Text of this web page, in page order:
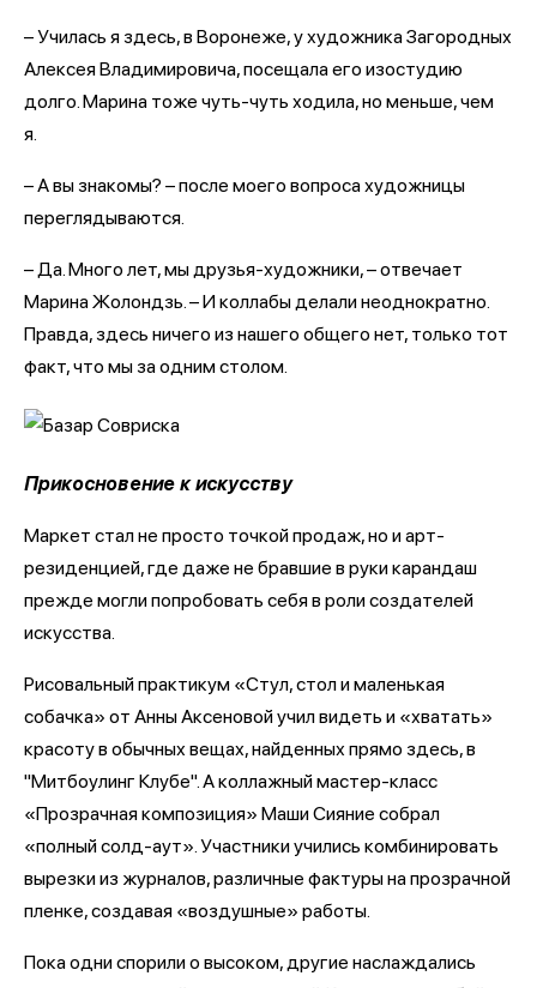
– Училась я здесь, в Воронеже, у художника Загородных
Алексея Владимировича, посещала его изостудию
долго. Марина тоже чуть-чуть ходила, но меньше, чем
я.
– А вы знакомы? – после моего вопроса художницы
переглядываются.
– Да. Много лет, мы друзья-художники, – отвечает
Марина Жолондзь. – И коллабы делали неоднократно.
Правда, здесь ничего из нашего общего нет, только тот
факт, что мы за одним столом.
Прикосновение к искусству
Маркет стал не просто точкой продаж, но и арт-
резиденцией, где даже не бравшие в руки карандаш
прежде могли попробовать себя в роли создателей
искусства.
Рисовальный практикум «Стул, стол и маленькая
собачка» от Анны Аксеновой учил видеть и «хватать»
красоту в обычных вещах, найденных прямо здесь, в
"Митбоулинг Клубе". А коллажный мастер-класс
«Прозрачная композиция» Маши Сияние собрал
«полный солд-аут». Участники учились комбинировать
вырезки из журналов, различные фактуры на прозрачной
пленке, создавая «воздушные» работы.
Пока одни спорили о высоком, другие наслаждались